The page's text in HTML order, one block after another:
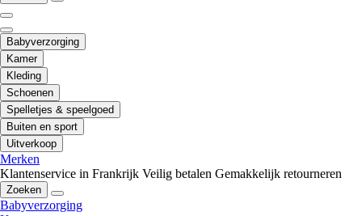
Babyverzorging
Kamer
Kleding
Schoenen
Spelletjes & speelgoed
Buiten en sport
Uitverkoop
Merken
Klantenservice in Frankrijk Veilig betalen Gemakkelijk retourneren
Zoeken
Babyverzorging